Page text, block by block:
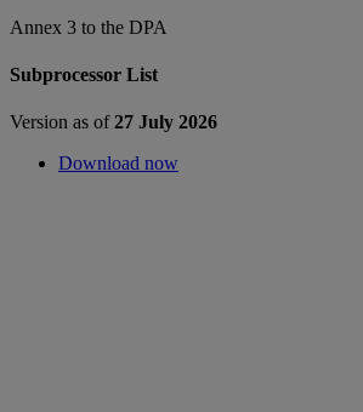
Annex 3 to the DPA
Subprocessor List
Version as of27 July 2026
Download now